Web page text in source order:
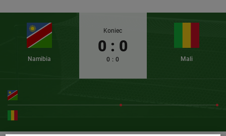
Namibia
Koniec
0 : 0
0 : 0 Mali